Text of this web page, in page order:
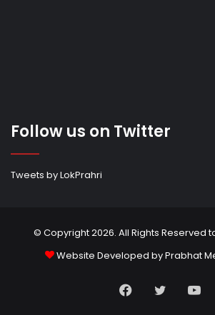
Follow us on Twitter
Tweets by LokPrahri
© Copyright 2026. All Rights Reserved
Website Developed byPrabhat
Facebook
Twitter